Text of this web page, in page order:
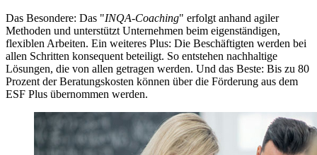
Das Besondere: Das "INQA-Coaching" erfolgt anhand agiler
Methoden und unterstützt Unternehmen beim eigenständigen,
flexiblen Arbeiten. Ein weiteres Plus: Die Beschäftigten werden bei
allen Schritten konsequent beteiligt. So entstehen nachhaltige
Lösungen, die von allen getragen werden. Und das Beste: Bis zu 80
Prozent der Beratungskosten können über die Förderung aus dem
ESF Plus übernommen werden.